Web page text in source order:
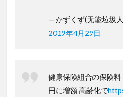
— かずくず(无能垃圾
2019年4月29日
健康保険組合の保険
円に増額 高齢化で